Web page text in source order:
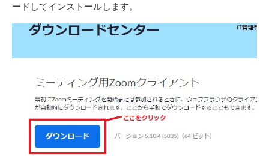
ードしてインストールします。